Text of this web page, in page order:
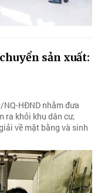
sản xuất:
HĐND nhằm đưa
ra khỏi khu dân cư,
về mặt bằng và sinh